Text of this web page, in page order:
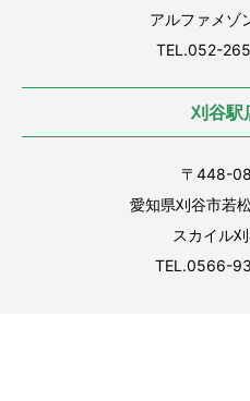
アルファメゾ
TEL.052-
刈谷駅
〒448-
愛知県刈谷市若
スカイル
TEL.0566-